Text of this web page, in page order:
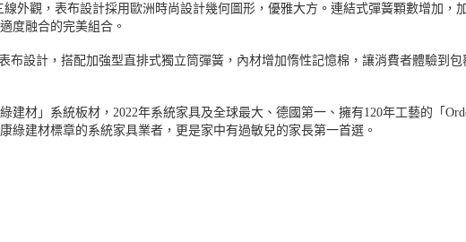
外觀，表布設計採用歐洲時尚設計幾何圖形，優雅大方。連結式彈簧顆數增加，
度融合的完美組合。
布設計，搭配加強型直排式獨立筒彈簧，內材增加惰性記憶棉，讓消費者體驗到
建材」系統板材，2022年系統家具及全球最大、德國第一、擁有120年工藝的「
綠建材標章的系統家具業者，更是家中有過敏兒的家長第一首選。